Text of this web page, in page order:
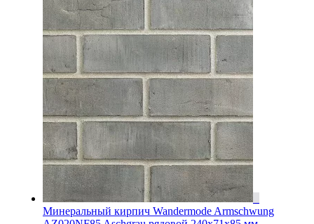
Минеральный кирпич Wandermode Armschwung